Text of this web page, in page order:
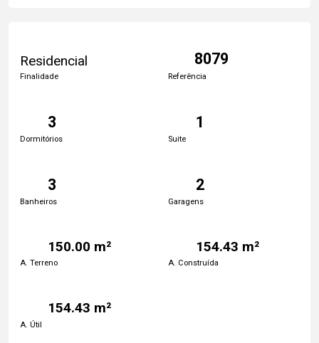
Residencial
Finalidade
8079
Referência
3
Dormitórios
1
Suite
3
Banheiros
2
Garagens
150.00 m²
A. Terreno
154.43 m²
A. Construída
154.43 m²
A. Útil